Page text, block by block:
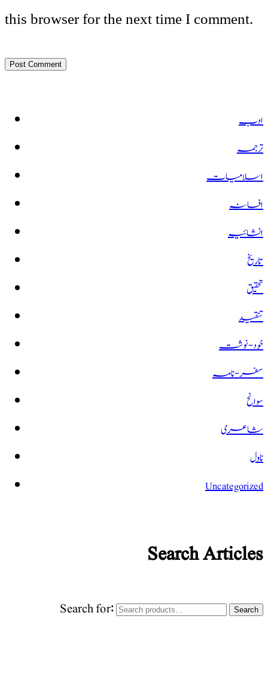
this browser for the next time I comment.
ادب
ترجمہ
اسلامیات
افسانہ
انشائیہ
تاریخ
تحقیق
تنقید
خود-نوشت
سفر-نامہ
سوانح
شاعری
ناول
Uncategorized
Search Articles
Search for: Search